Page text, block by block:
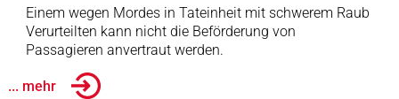
Einem wegen Mordes in Tateinheit mit schwerem Raub
Verurteilten kann nicht die Beförderung von
Passagieren anvertraut werden.
... mehr